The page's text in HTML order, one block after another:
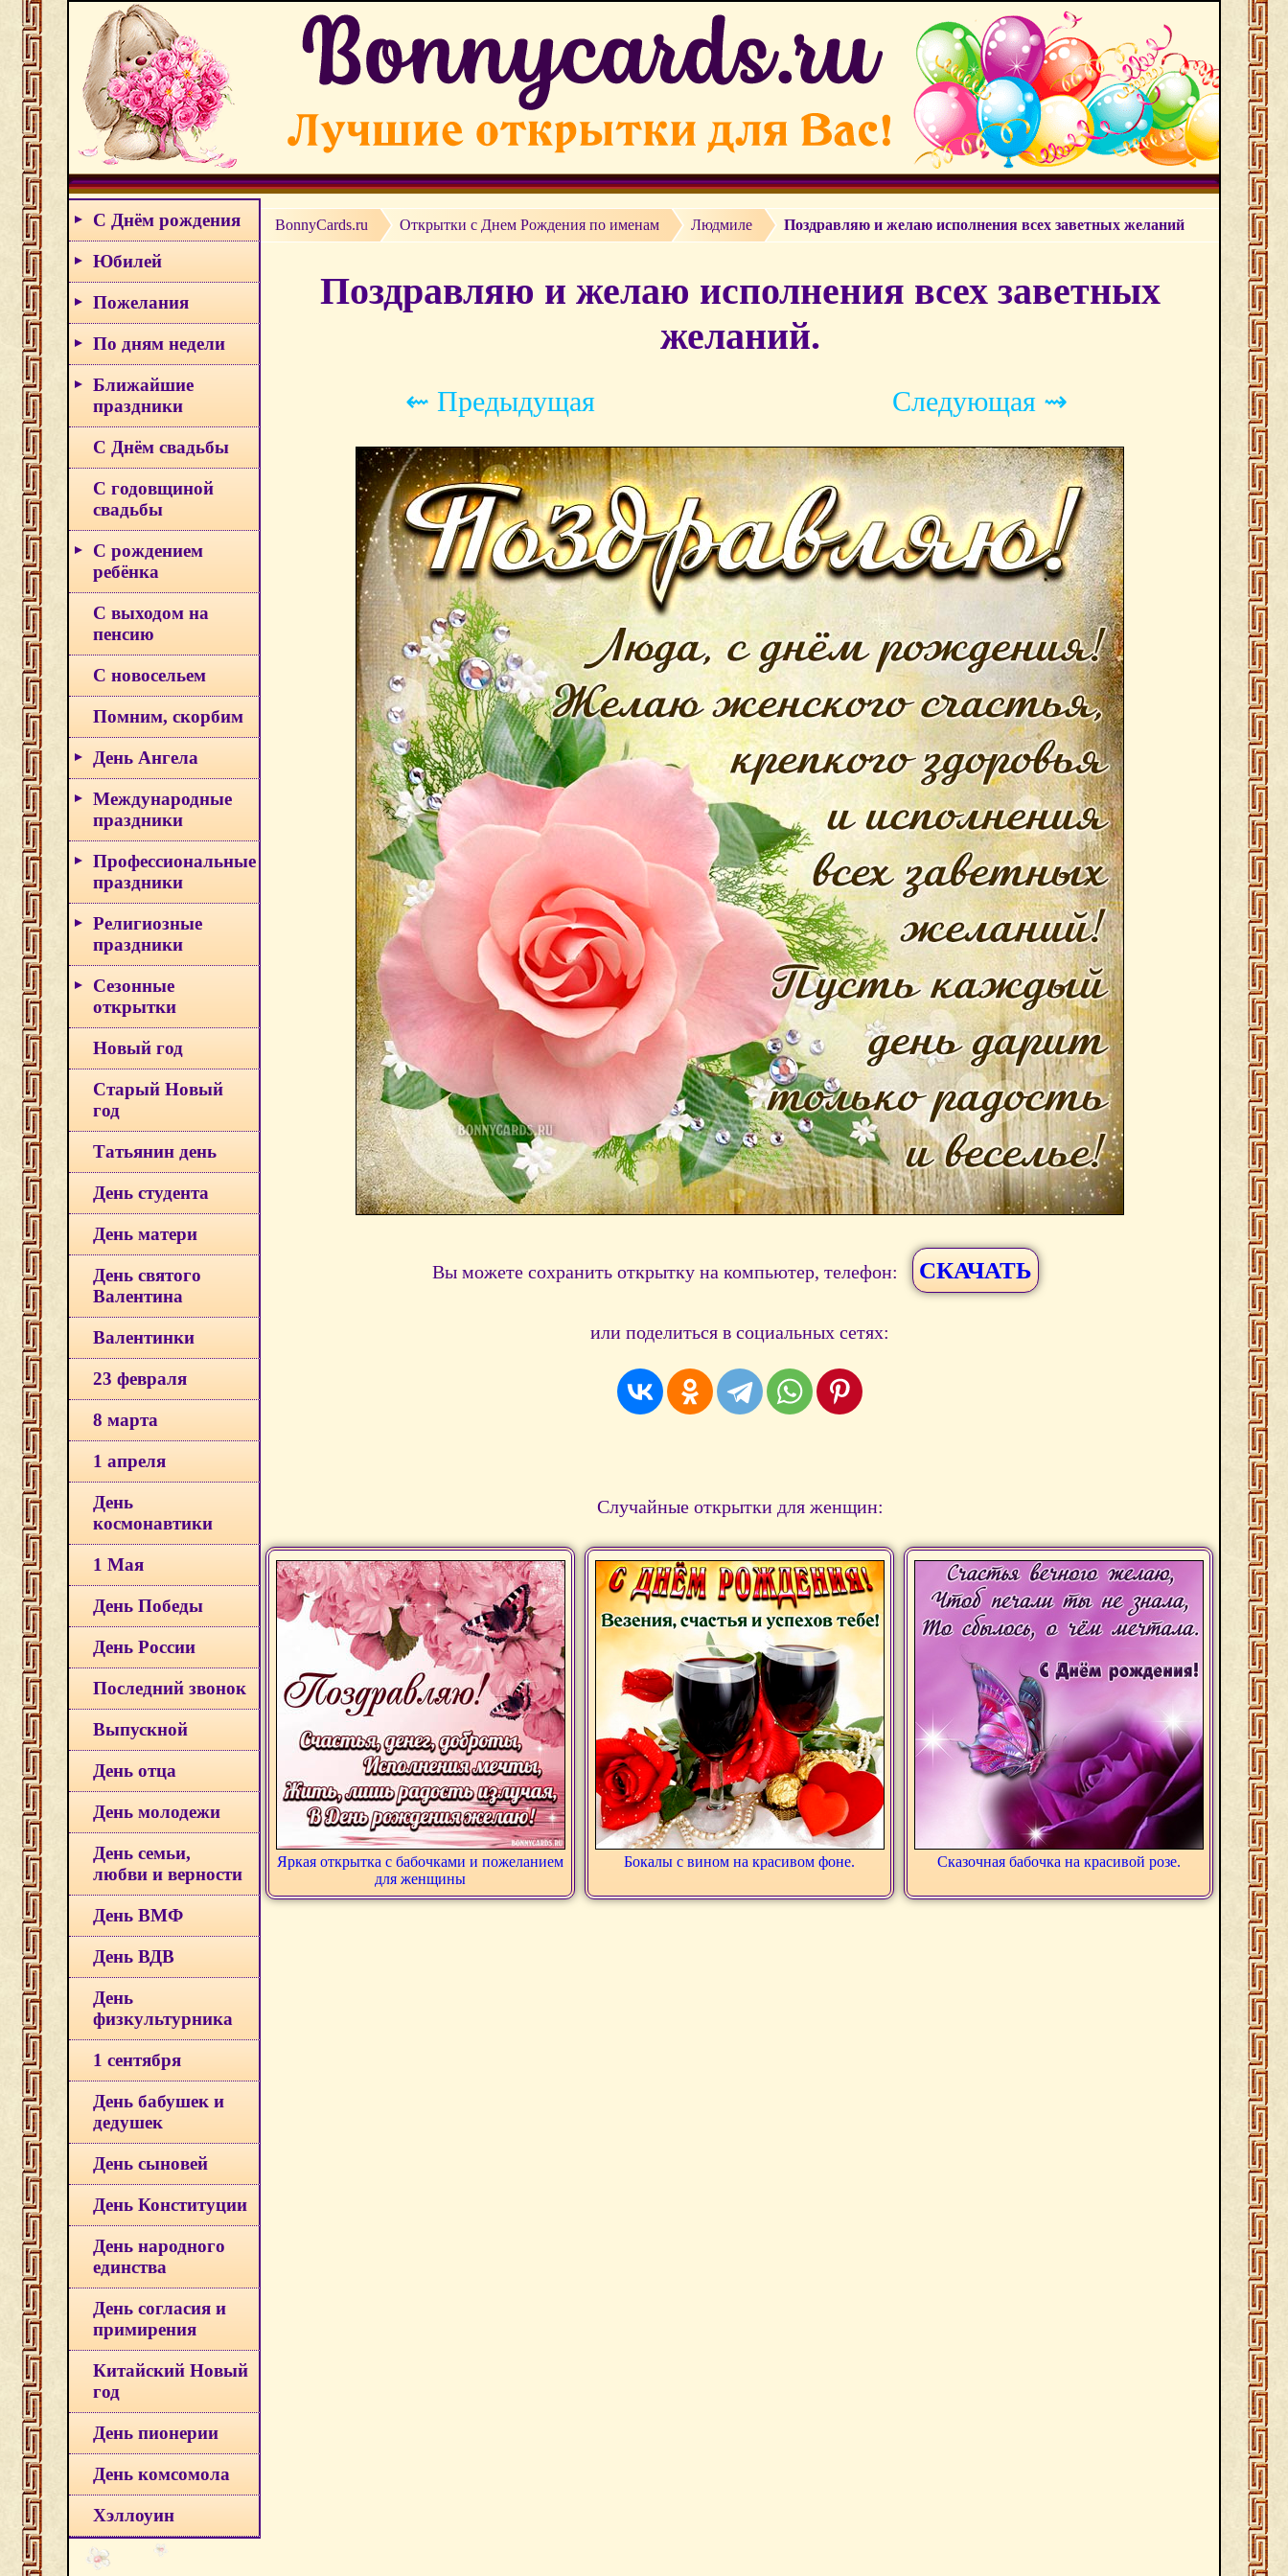
С Днём рождения
Юбилей
Пожелания
По дням недели
Ближайшие
праздники
С Днём свадьбы
С годовщиной
свадьбы
С рождением
ребёнка
С выходом на
пенсию
С новосельем
Помним, скорбим
День Ангела
Международные
праздники
Профессиональные
праздники
Религиозные
праздники
Сезонные
открытки
Новый год
Старый Новый
год
Татьянин день
День студента
День матери
День святого
Валентина
Валентинки
23 февраля
8 марта
1 апреля
День
космонавтики
1 Мая
День Победы
День России
Последний звонок
Выпускной
День отца
День молодежи
День семьи,
любви и верности
День ВМФ
День ВДВ
День
физкультурника
1 сентября
День бабушек и
дедушек
День сыновей
День Конституции
День народного
единства
День согласия и
примирения
Китайский Новый
год
День пионерии
День комсомола
Хэллоуин
BonnyCards.ru Открытки c Днем Рождения по именам Людмиле Поздравляю и желаю исполнения всех заветных желаний
Поздравляю и желаю исполнения всех заветных
желаний.
⇜ Предыдущая Следующая ⇝
Вы можете сохранить открытку на компьютер, телефон: СКАЧАТЬ
или поделиться в социальных сетях:
Случайные открытки для женщин:
Яркая открытка с бабочками и пожеланием
для женщины
Бокалы с вином на красивом фоне. Сказочная бабочка на красивой розе.